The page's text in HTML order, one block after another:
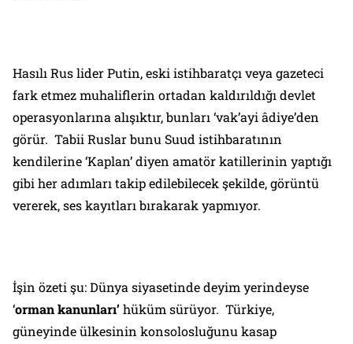
Hasılı Rus lider Putin, eski istihbaratçı veya gazeteci
fark etmez muhaliflerin ortadan kaldırıldığı devlet
operasyonlarına alışıktır, bunları ‘vak’ayi âdiye’den
görür. Tabii Ruslar bunu Suud istihbaratının
kendilerine ‘Kaplan’ diyen amatör katillerinin yaptığı
gibi her adımları takip edilebilecek şekilde, görüntü
vererek, ses kayıtları bırakarak yapmıyor.
İşin özeti şu: Dünya siyasetinde deyim yerindeyse
‘orman kanunları’ hüküm sürüyor. Türkiye,
güneyinde ülkesinin konsolosluğunu kasap